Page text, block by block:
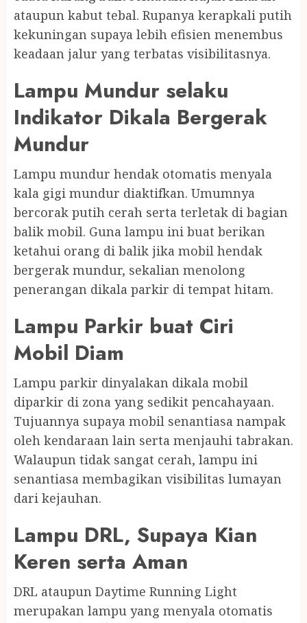
ataupun kabut tebal. Rupanya kerapkali putih
kekuningan supaya lebih efisien menembus
keadaan jalur yang terbatas visibilitasnya.
Lampu Mundur selaku
Indikator Dikala Bergerak
Mundur
Lampu mundur hendak otomatis menyala
kala gigi mundur diaktifkan. Umumnya
bercorak putih cerah serta terletak di bagian
balik mobil. Guna lampu ini buat berikan
ketahui orang di balik jika mobil hendak
bergerak mundur, sekalian menolong
penerangan dikala parkir di tempat hitam.
Lampu Parkir buat Ciri
Mobil Diam
Lampu parkir dinyalakan dikala mobil
diparkir di zona yang sedikit pencahayaan.
Tujuannya supaya mobil senantiasa nampak
oleh kendaraan lain serta menjauhi tabrakan.
Walaupun tidak sangat cerah, lampu ini
senantiasa membagikan visibilitas lumayan
dari kejauhan.
Lampu DRL, Supaya Kian
Keren serta Aman
DRL ataupun Daytime Running Light
merupakan lampu yang menyala otomatis